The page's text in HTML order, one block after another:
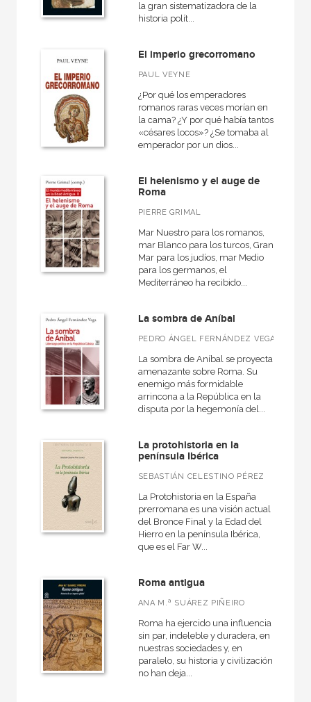
VER TODAS... (32)
NUESTROS FORMATOS
Cartoné
Ebook
Grapa
Papel
Papel
Rústica
CATÁLOGOS PDF
Catálogos PDF
la gran sistematizadora de la
historia polít...
El imperio grecorromano
PAUL VEYNE
¿Por qué los emperadores
romanos raras veces morían en
la cama? ¿Y por qué había tantos
«césares locos»? ¿Se tomaba al
emperador por un dios...
El helenismo y el auge de
Roma
PIERRE GRIMAL
Mar Nuestro para los romanos,
mar Blanco para los turcos, Gran
Mar para los judíos, mar Medio
para los germanos, el
Mediterráneo ha recibido...
La sombra de Aníbal
PEDRO ÁNGEL FERNÁNDEZ VEGA
La sombra de Aníbal se proyecta
amenazante sobre Roma. Su
enemigo más formidable
arrincona a la República en la
disputa por la hegemonía del...
La protohistoria en la
península Ibérica
SEBASTIÁN CELESTINO PÉREZ
La Protohistoria en la España
prerromana es una visión actual
del Bronce Final y la Edad del
Hierro en la península Ibérica,
que es el Far W...
Roma antigua
ANA M.ª SUÁREZ PIÑEIRO
Roma ha ejercido una influencia
sin par, indeleble y duradera, en
nuestras sociedades y, en
paralelo, su historia y civilización
no han deja...